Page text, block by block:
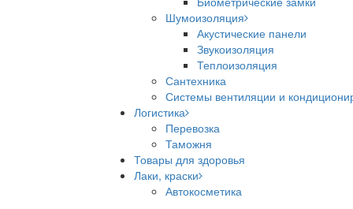
Шумоизоляция
Акустические панели
Звукоизоляция
Теплоизоляция
Сантехника
Системы вентиляции и
Логистика
Перевозка
Таможня
Товары для здоровья
Лаки, краски
Автокосметика